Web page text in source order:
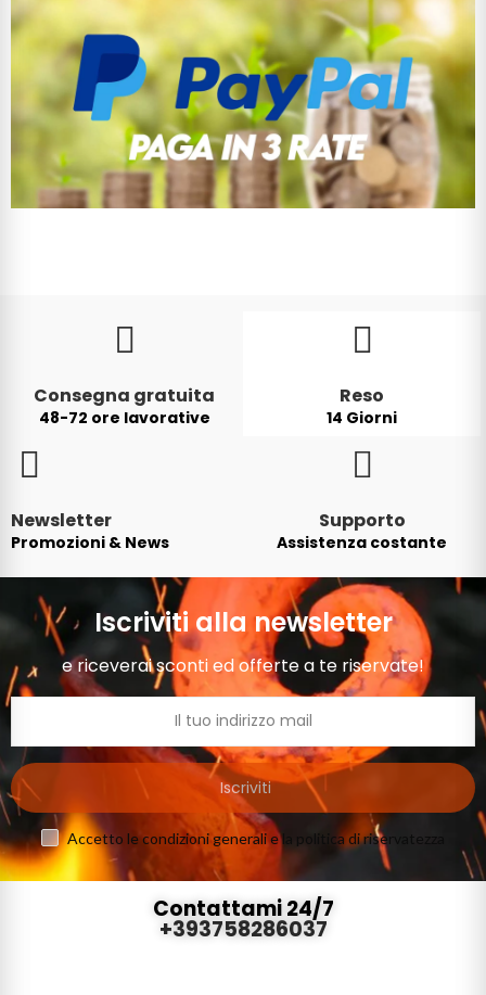
Consegna gratuita
48-72 ore lavorative
Reso
14 Giorni
Newsletter
Promozioni & News
Supporto
Assistenza costante
Iscriviti alla newsletter
e riceverai sconti ed offerte a te riservate!
Iscriviti
Accetto le condizioni generali e la politica di riservatezza
Contattami 24/7
+393758286037